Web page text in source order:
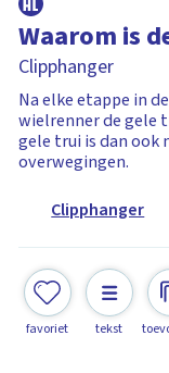
Waarom is
Clipphanger
Na elke etappe in
wielrenner de gele
gele trui is dan ook
overwegingen.
Clipphanger
favoriet tekst